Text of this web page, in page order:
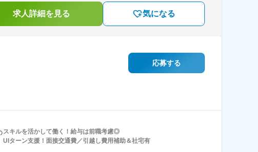
求人詳細を見る 気になる
応募する
スキルを活かして働く！給与は前職考慮◎
UIターン支援！面接交通費／引越し費用補助＆社宅有